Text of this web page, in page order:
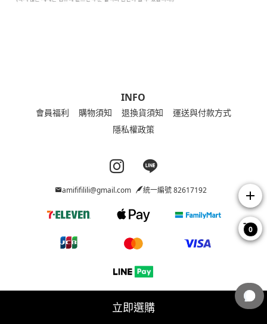
立即選購
INFO
會員福利 購物須知 退換貨須知
運送與付款方式
隱私權政策
Instagram page
Line page
amififilili@gmail.com 統一編號 82617192
Copyright © 2026 Ami_FIFILILI All Rights Reserved.
add
0